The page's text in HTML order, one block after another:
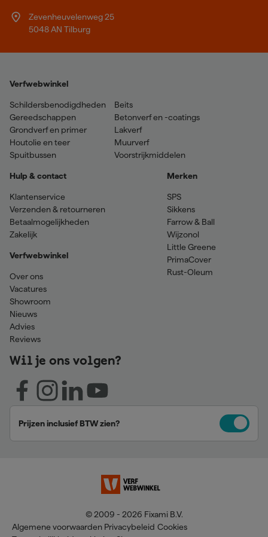
Zevenheuvelenweg 25
5048 AN Tilburg
Verfwebwinkel
Schildersbenodigdheden
Gereedschappen
Grondverf en primer
Houtolie en teer
Spuitbussen
Beits
Betonverf en -coatings
Lakverf
Muurverf
Voorstrijkmiddelen
Hulp & contact
Klantenservice
Verzenden & retourneren
Betaalmogelijkheden
Zakelijk
Verfwebwinkel
Over ons
Vacatures
Showroom
Nieuws
Advies
Reviews
Merken
SPS
Sikkens
Farrow & Ball
Wijzonol
Little Greene
PrimaCover
Rust-Oleum
Wil je ons volgen?
Prijzen inclusief BTW zien?
© 2009 - 2026 Fixami B.V.
Algemene voorwaarden Privacybeleid Cookies